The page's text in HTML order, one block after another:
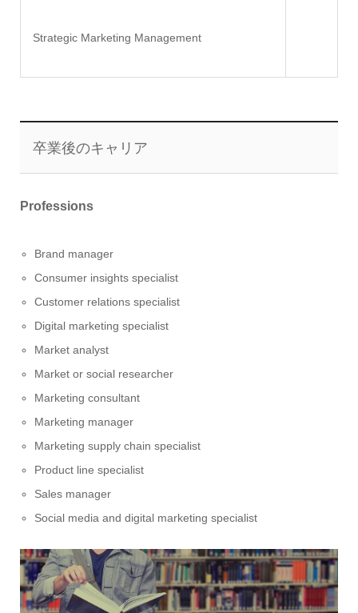
Strategic Marketing Management
卒業後のキャリア
Professions
Brand manager
Consumer insights specialist
Customer relations specialist
Digital marketing specialist
Market analyst
Market or social researcher
Marketing consultant
Marketing manager
Marketing supply chain specialist
Product line specialist
Sales manager
Social media and digital marketing specialist